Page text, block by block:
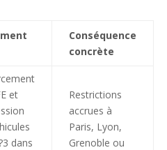
Conséquence
concrète
et
dans
Restrictions
accrues à
Paris, Lyon,
Grenoble ou